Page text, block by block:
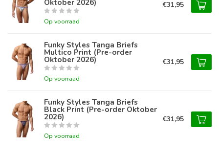
Op voorraad
€31,95
Funky Styles Tanga Briefs
Multico Print (Pre-order
Oktober 2026)
Op voorraad
€31,95
Funky Styles Tanga Briefs
Black Print (Pre-order Oktober
2026)
Op voorraad
€31,95